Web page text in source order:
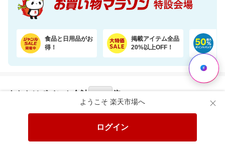
ようこそ 楽天市場へ
ログイン
食品と日用品がお
得！
掲載アイテム全品
20%以上OFF！
あなたはポイント 合計 倍